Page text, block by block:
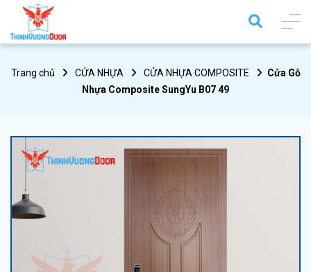
Trang chủ CỬA NHỰA CỬA NHỰA COMPOSITE
Cửa Gỗ
Nhựa Composite SungYu B07 49